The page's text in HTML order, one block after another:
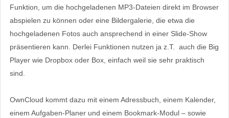
Funktion, um die hochgeladenen MP3-Dateien direkt im Browser
abspielen zu können oder eine Bildergalerie, die etwa die
hochgeladenen Fotos auch ansprechend in einer Slide-Show
präsentieren kann. Derlei Funktionen nutzen ja z.T. auch die Big
Player wie Dropbox oder Box, einfach weil sie sehr praktisch
sind.
OwnCloud kommt dazu mit einem Adressbuch, einem Kalender,
einem Aufgaben-Planer und einem Bookmark-Modul – sowie